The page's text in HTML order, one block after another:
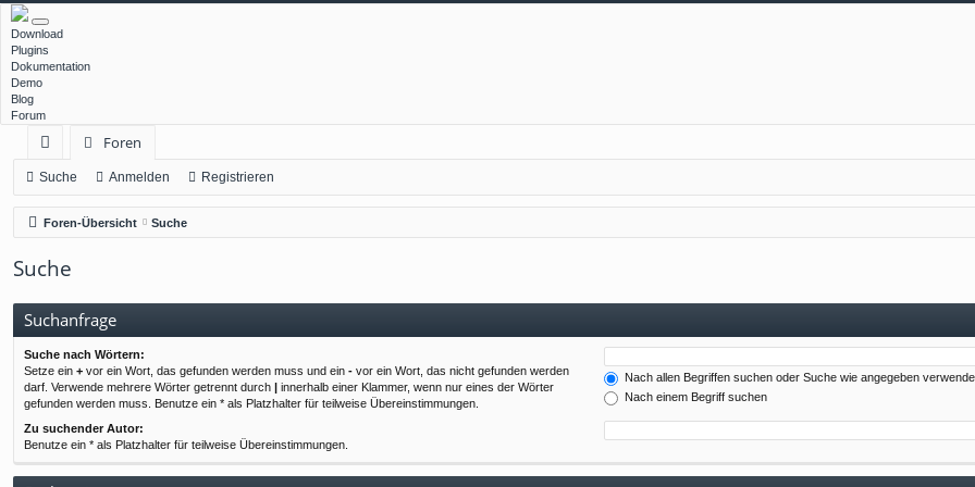
Download
Plugins
Dokumentation
Demo
Blog
Forum
ch
ne
llz
ug
Foren
Suche Anmelden Registrieren
Foren-Übersicht Suche
Suche
Suchanfrage
Suche nach Wörtern:
Setze ein + vor ein Wort, das gefunden werden muss und ein - vor ein Wort, das nicht gefunden werden
darf. Verwende mehrere Wörter getrennt durch | innerhalb einer Klammer, wenn nur eines der Wörter
gefunden werden muss. Benutze ein * als Platzhalter für teilweise Übereinstimmungen.
Nach allen Begriffen suchen oder Suche wie angegeben
Nach einem Begriff suchen
Zu suchender Autor:
Benutze ein * als Platzhalter für teilweise Übereinstimmungen.